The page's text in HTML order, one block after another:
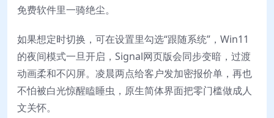
免费软件里一骑绝尘。
如果想定时切换，可在设置里勾选“跟随系统”，Win11
的夜间模式一旦开启，Signal网页版会同步变暗，过渡
动画柔和不闪屏。凌晨两点给客户发加密报价单，再也
不怕被白光惊醒瞌睡虫，原生简体界面把零门槛做成人
文关怀。